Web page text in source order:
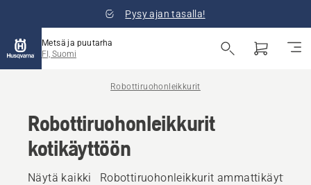
Pysy ajan tasalla!
Metsä ja puutarha
FI, Suomi
Robottiruohonleikkurit
Robottiruohonleikkurit
kotikäyttöön
Näytä kaikki Robottiruohonleikkurit ammattikäyttöön